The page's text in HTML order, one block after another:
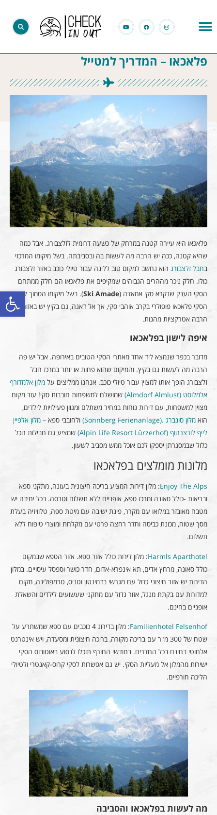
פתח
פלאכאו – המדריך למטייל
פלאכאו היא עיירה קטנה במרחק של כשעה דרומית לזלצבורג. אבל כמה
שהיא קטנה, ככה יש הרבה מה לעשות בה ובסביבתה. בשל מיקומו המרכזי
בחבל זלצבורג הוא נחשב למקום טוב ללינה עבור טיולי כוכב באזור זלצבורג
כולו. חלק ניכר מההרים הגבוהים שמקיפים את פלאכאו הם חלק ממתחם
הסקי הענק שנקרא סקי אמאדה (Ski Amade). בשל מיקומו הסמוך לאתר
הסקי פלאכאו פופולרי בקרב אוהבי סקי, אך אל דאגה, גם בקיץ יש באזור
הרבה אטרקציות מהנות.
איפה לישון בפלאכאו
מדובר בכפר שנמצא ליד אחד מאתרי הסקי הטובים באירופה. אבל יש פה
הרבה מה לעשות גם בקיץ. והמיקום שהוא פחות או יותר במרכז חבל
זלצבורג הופך אותו למצוין עבור טיולי כוכב. אנחנו ממליצים על מלון אלמדורף
אלמלוסט (Almdorf Almlust)
שמושלם למשפחות חובבות סקי! עוד מקום
מצוין למשפחות, עם דירות נוחות במחיר משתלם ומגוון פעילויות לילדים,
הוא מלון סונברג .(Sonnberg Ferienanlage) ולחובבי ספא – מלון אלפיין
לייף לורצרהוף (Alpin Life Resort Lürzerhof)
שמציע גם חבילות הכל
כלול שבמסגרתן יספקו לכם אוכל ממש מסביב לשעון.
מלונות מומלצים בפלאכאו
Enjoy The Alps: מלון דירות המציע בריכה חיצונית בעונה, מתקני ספא
ובריאות -כולל סאונה ומרכז ספא, אופניים ללא תשלום וטרסה. בכל יחידה יש
מטבח מאובזר במלואו עם מקרר, פינת ישיבה עם מיטת ספה, טלוויזיה בעלת
מסך שטוח, מכונת כביסה וחדר רחצה פרטי עם מקלחת ומוצרי טיפוח ללא
תשלום.
Harmls Aparthotel: מלון דירות כולל אזור ספא. אזור הספא שבמקום
כולל סאונה, מרחץ אדים, תא אינפרא-אדום, חדר כושר וספסל עיסויים. במלון
הדירות יש אזור חיצוני גדול עם מגרשי בדמינטון וטניס, טרמפולינה, מקום
למדורות עם בקתת מנגל, אזור גדול עם מתקני שעשועים לילדים והשאלת
אופניים בחינם.
Familienhotel Felsenhof
: מלון בדירוג 4 כוכבים עם ספא שמשתרע על
שטח של 300 מ"ר עם בריכה מקורה, בריכה חיצונית ומסעדה, ויש אינטרנט
אלחוטי בחינם בכל החדרים. בחודשי החורף תוכלו לנסוע באוטובוס הסקי
ישירות מהמלון אל מעליות הסקי. יש גם אפשרות לסקי קרוס-קאנטרי ולטיולי
הליכה חורפיים.
מה לעשות בפלאכאו והסביבה